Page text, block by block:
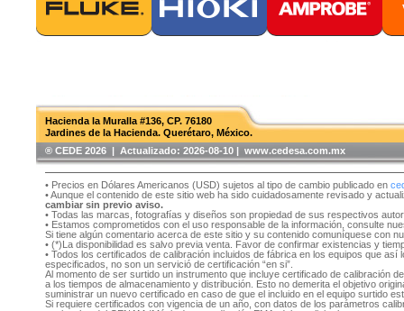
Hacienda la Muralla #136, CP. 76180
Jardines de la Hacienda. Querétaro, México.
®️ CEDE 2026 | Actualizado: 2026-08-10 | www.cedesa.com.mx
• Precios en Dólares Americanos (USD) sujetos al tipo de cambio publicado en
• Aunque el contenido de este sitio web ha sido cuidadosamente revisado y
cambiar sin previo aviso.
• Todas las marcas, fotografías y diseños son propiedad de sus respectivos
• Estamos comprometidos con el uso responsable de la información, consulte
Si tiene algún comentario acerca de este sitio y su contenido comuníquese con
• (*)La disponibilidad es salvo previa venta. Favor de confirmar existencias y
• Todos los certificados de calibración incluidos de fábrica en los equipos que
especificados, no son un servició de certificación “en si”.
Al momento de ser surtido un instrumento que incluye certificado de calibración
a los tiempos de almacenamiento y distribución. Esto no demerita el objetivo
suministrar un nuevo certificado en caso de que el incluido en el equipo surtido
Si requiere certificados con vigencia de un año, con datos de los parámetros